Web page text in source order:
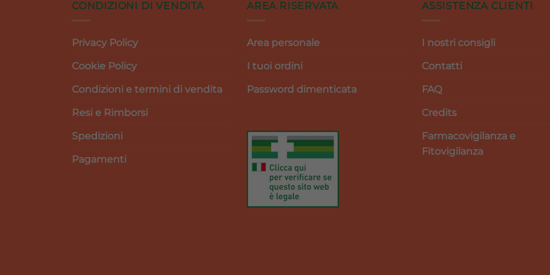
CONDIZIONI DI VENDITA
Privacy Policy
Cookie Policy
Condizioni e termini di vendita
Resi e Rimborsi
Spedizioni
Pagamenti
AREA RISERVATA
Area personale
I tuoi ordini
Password dimenticata
ASSISTENZA CLIENTI
I nostri consigli
Contatti
FAQ
Credits
Farmacovigilanza e
Fitovigilanza